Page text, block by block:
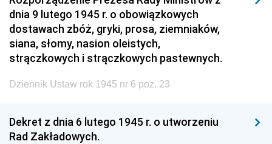
dnia 9 lutego 1945 r. o obowiązkowych
dostawach zbóż, gryki, prosa, ziemniaków,
siana, słomy, nasion oleistych,
strączkowych i strączkowych pastewnych.
Dziennik Ustaw rok 1945 nr 6 poz. 23
Dekret z dnia 6 lutego 1945 r. o utworzeniu
Rad Zakładowych.